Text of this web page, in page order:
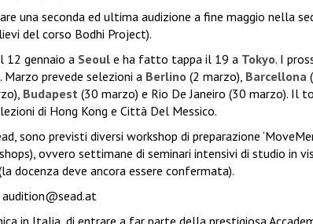
una seconda ed ultima audizione a fine maggio nella
del corso Bodhi Project).
12 gennaio a Seoul e ha fatto tappa il 19 a Tokyo. I
. Marzo prevede selezioni a Berlino (2 marzo), Barcellona
Budapest (30 marzo) e Rio De Janeiro (30 marzo). Il
di Hong Kong e Città Del Messico.
sono previsti diversi workshop di preparazione
), ovvero settimane di seminari intensivi di studio in
docenza deve ancora essere confermata).
audition@sead.at
in Italia, di entrare a far parte della prestigiosa